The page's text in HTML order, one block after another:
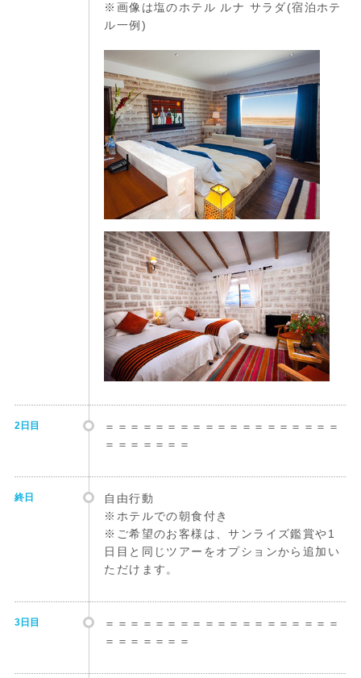
※画像は塩のホテル ルナ サラダ(宿泊ホテ
ル一例)
2日目
＝＝＝＝＝＝＝＝＝＝＝＝＝＝＝＝＝＝＝
＝＝＝＝＝＝＝
終日
自由行動
※ホテルでの朝食付き
※ご希望のお客様は、サンライズ鑑賞や1
日目と同じツアーをオプションから追加い
ただけます。
3日目
＝＝＝＝＝＝＝＝＝＝＝＝＝＝＝＝＝＝＝
＝＝＝＝＝＝＝